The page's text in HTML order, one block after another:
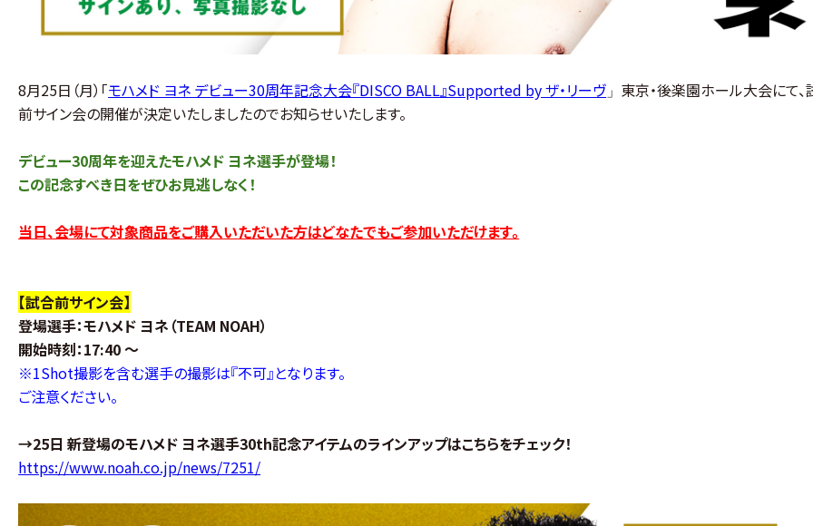
8月25日（月）「モハメド ヨネ デビュー30周年記念大会『DISCO BALL』Supported by ザ・リーヴ 」 東京・後楽園ホール大会にて、
前サイン会の開催が決定いたしましたのでお知らせいたします。
デビュー30周年を迎えたモハメド ヨネ選手が登場！
この記念すべき日をぜひお見逃しなく！
当日、会場にて対象商品をご購入いただいた方はどなたでもご参加いただけます。
【試合前サイン会】
登場選手：モハメド ヨネ（TEAM NOAH）
開始時刻：17:40 〜
※1Shot撮影を含む選手の撮影は『不可』となります。
ご注意ください。
→25日 新登場のモハメド ヨネ選手30th記念アイテムのラインアップはこちらをチェック！
https://www.noah.co.jp/news/7251/